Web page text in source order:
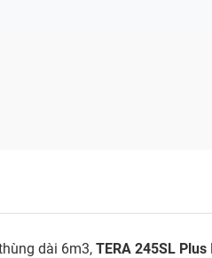
dài 6m3, TERA 245SL Plus